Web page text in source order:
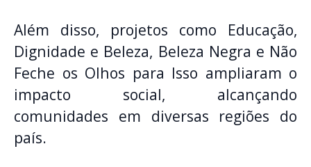
Além disso, projetos como Educação,
Dignidade e Beleza, Beleza Negra e Não
Feche os Olhos para Isso ampliaram o
impacto social, alcançando
comunidades em diversas regiões do
país.